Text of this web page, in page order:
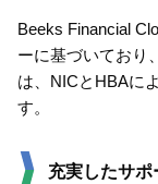
Beeks Financial
ーに基づいており
は、NICとHBAに
す。
充実したサポ